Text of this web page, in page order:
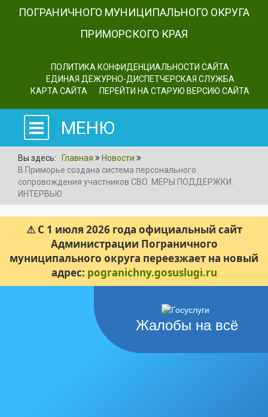
ПОГРАНИЧНОГО МУНИЦИПАЛЬНОГО ОКРУГА
ПРИМОРСКОГО КРАЯ
ПОЛИТИКА КОНФИДЕНЦИАЛЬНОСТИ САЙТА
ЕДИНАЯ ДЕЖУРНО-ДИСПЕТЧЕРСКАЯ СЛУЖБА
КАРТА САЙТА
ПЕРЕЙТИ НА СТАРУЮ ВЕРСИЮ САЙТА
МЕНЮ
Вы здесь: Главная
Новости
В Приморье создана система персонального
сопровождения участников СВО. МЕРЫ ПОДДЕРЖКИ.
ИНТЕРВЬЮ
⚠ С 1 июля 2026 года официальный сайт
Администрации Пограничного
муниципального округа переезжает на новый
адрес: pogranichny.gosuslugi.ru
Жалобы на всё